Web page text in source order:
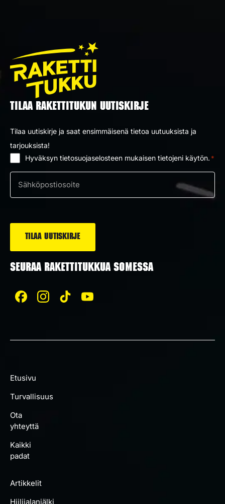
TILAA RAKETTITUKUN UUTISKIRJE
Tilaa uutiskirje ja saat ensimmäisenä tietoa uutuuksista ja
tarjouksista!
Hyväksyn tietosuojaselosteen mukaisen tietojeni käytön. *
Sähköposti
SEURAA RAKETTITUKKUA SOMESSA
Etusivu
Turvallisuus
Ota
yhteyttä
Kaikki
padat
Artikkelit
Hiilijalanjälki